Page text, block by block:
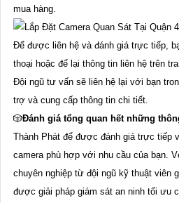
mua hàng.
Để được liên hệ và đánh giá trực tiếp,
thoại hoặc để lại thông tin liên hệ trên
Đội ngũ tư vấn sẽ liên hệ lại với bạn
trợ và cung cấp thông tin chi tiết.
🎲Đánh giá tổng quan hết những
Thành Phát để được đánh giá trực tiếp
camera phù hợp với nhu cầu của bạn.
chuyên nghiệp từ đội ngũ kỹ thuật viên
được giải pháp giám sát an ninh tối ưu